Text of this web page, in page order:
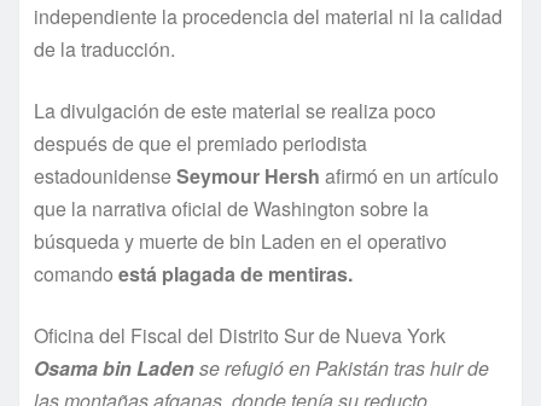
independiente la procedencia del material ni la calidad
de la traducción.
La divulgación de este material se realiza poco
después de que el premiado periodista
estadounidenseSeymour Hersh afirmó en un artí­culo
que la narrativa oficial de Washington sobre la
búsqueda y muerte de bin Laden en el operativo
comando está plagada de mentiras.
Oficina del Fiscal del Distrito Sur de Nueva York
Osama bin Ladense refugió en Pakistán tras huir de
las montañas afganas, donde tení­a su reducto